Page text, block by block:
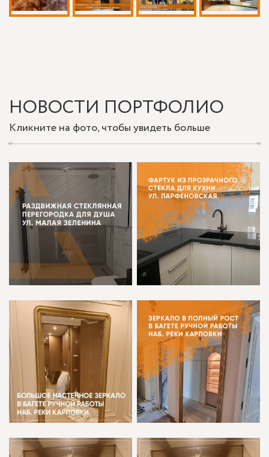
НОВОСТИ ПОРТФОЛИО
Кликните на фото, чтобы увидеть больше